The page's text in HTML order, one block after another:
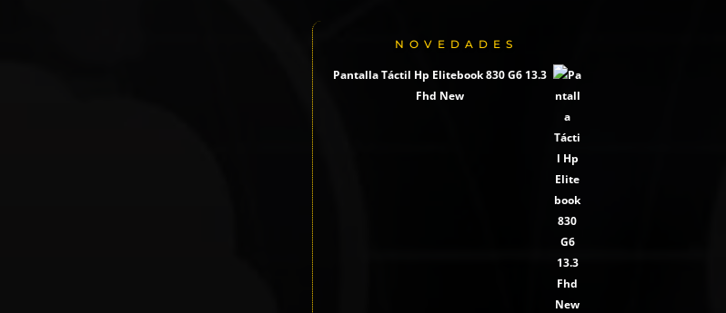
NOVEDADES
Pantalla Táctil Hp Elitebook 830 G6 13.3
Fhd New